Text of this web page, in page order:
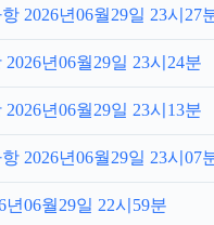
2026년06월29일 23시27
년06월29일 23시24분
년06월29일 23시13분
2026년06월29일 23시07
06월29일 22시59분